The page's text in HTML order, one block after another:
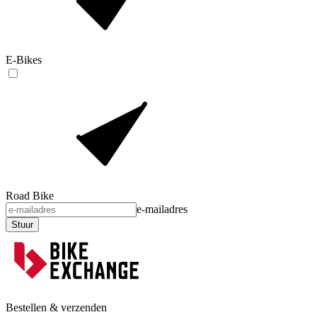
E-Bikes
Road Bike
e-mailadres
Stuur
Bestellen & verzenden